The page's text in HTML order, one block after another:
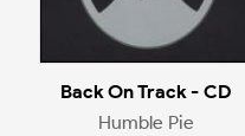
Back On Track - CD
Humble Pie